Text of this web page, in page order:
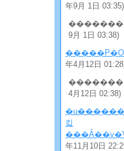
年9月 1日 03:35)
9月 1日 03:38)
年4月12日
4月12日 02:38)
킯
年11月10日